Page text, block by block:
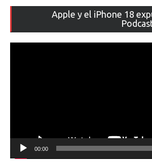
Apple y el iPhone 18
00:00